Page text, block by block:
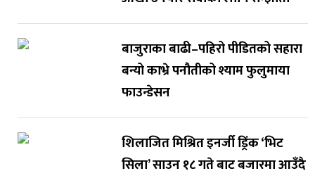
बाजुराका बाढी–पहिरो पीडितको सहारा
बन्यो काभ्रे पनौतीको श्याम फुलुमाया
फाउन्डेसन
शिलाजित मिश्रित इनर्जी ड्रिंक ‘भिट
सिला’ साउन १८ गते बाट बजारमा आउँदै